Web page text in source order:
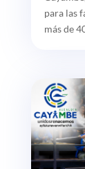
para las
más de